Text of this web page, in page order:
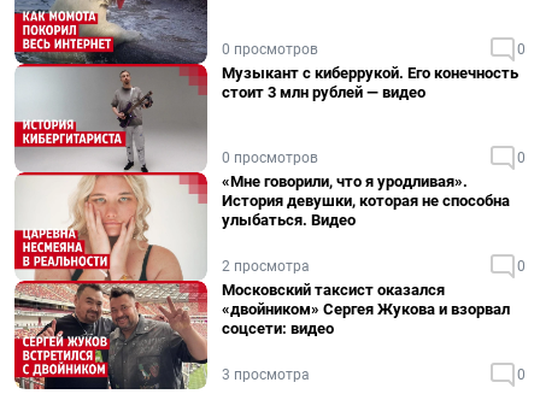
0 просмотров 0
Музыкант с киберрукой. Его конечность
стоит 3 млн рублей — видео
0 просмотров 0
«Мне говорили, что я уродливая».
История девушки, которая не способна
улыбаться. Видео
2 просмотра 0
Московский таксист оказался
«двойником» Сергея Жукова и взорвал
соцсети: видео
3 просмотра 0